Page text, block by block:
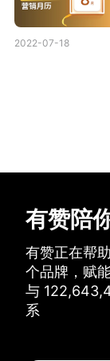
2022-07-18
有赞陪
有赞正在帮
个品牌， 赋
与
系